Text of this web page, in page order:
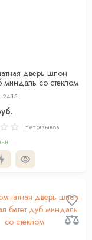
дверь шпон
миндаль со стеклом
2415
Нет отзывов